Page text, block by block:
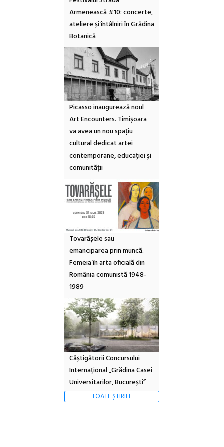
Armenească #10: concerte,
ateliere și întâlniri în Grădina
Botanică
Picasso inaugurează noul
Art Encounters. Timișoara
va avea un nou spațiu
cultural dedicat artei
contemporane, educației și
comunității
Tovarășele sau
emanciparea prin muncă.
Femeia în arta oficială din
România comunistă 1948-
1989
Câștigătorii Concursului
Internațional „Grădina Casei
Universitarilor, București”
TOATE ȘTIRILE